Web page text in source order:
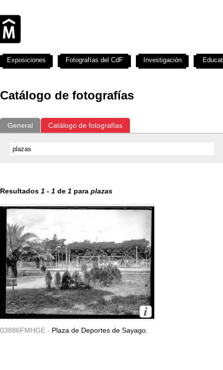
Catálogo de fotografías
General Catálogo de fotografías
Resultados 1 - 1 de 1 para plazas
03886FMHGE - Plaza de Deportes de Sayago.
Exposiciones Fotografías del CdF Investigación